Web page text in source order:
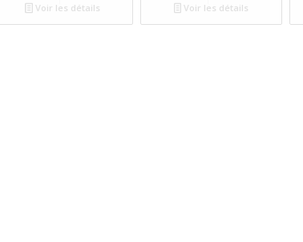
Voir les détails
Voir les détails